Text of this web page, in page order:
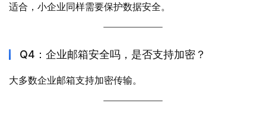
适合，小企业同样需要保护数据安全。
Q4：企业邮箱安全吗，是否支持加密？
大多数企业邮箱支持加密传输。